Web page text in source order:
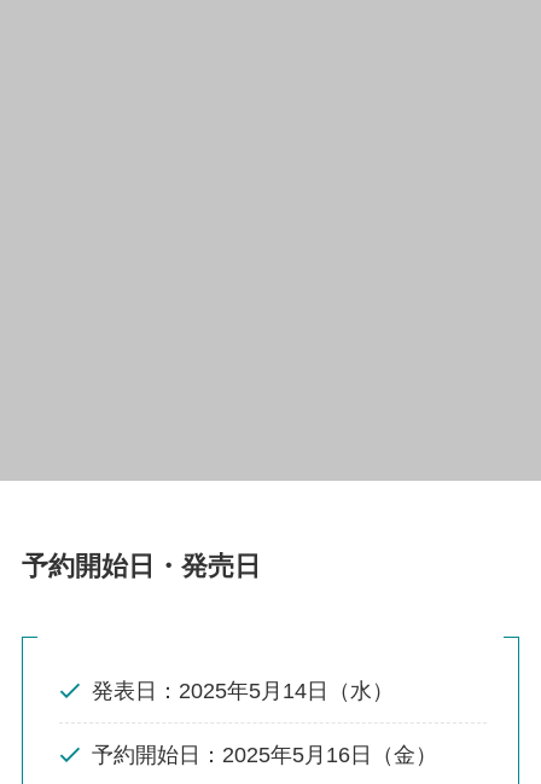
予約開始日・発売日
発表日：2025年5月14日（水）
予約開始日：2025年5月16日（金）